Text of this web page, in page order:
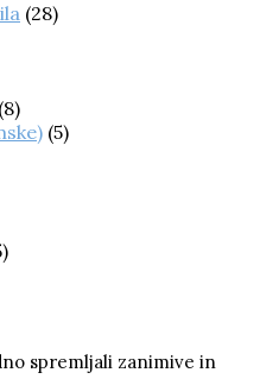
(28)
(8)
(5)
spremljali zanimive in